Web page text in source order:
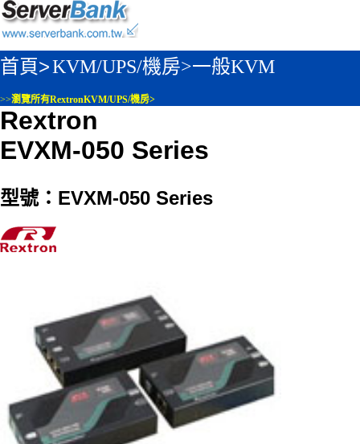
首頁>KVM/UPS/機房>一般KVM
>>瀏覽所有RextronKVM/UPS/機房>
Rextron
EVXM-050 Series
型號：EVXM-050 Series